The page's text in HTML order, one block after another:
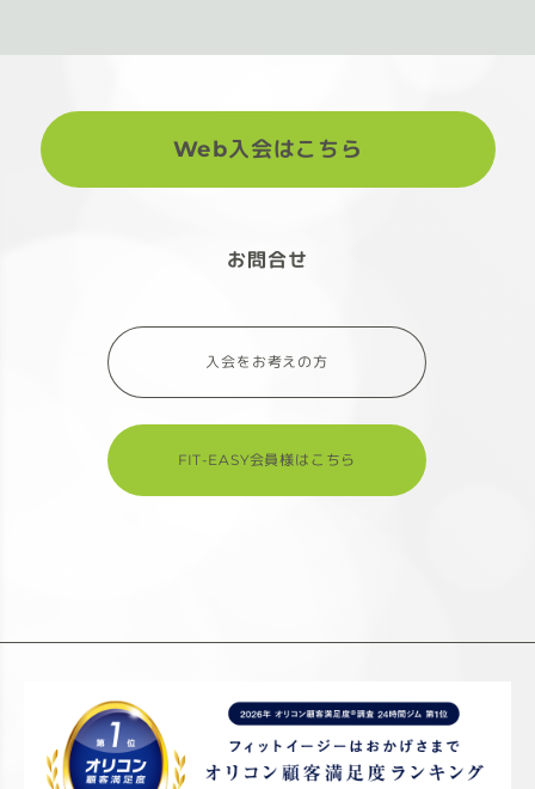
Web入会はこちら
お問合せ
入会をお考えの方
FIT-EASY会員様はこちら